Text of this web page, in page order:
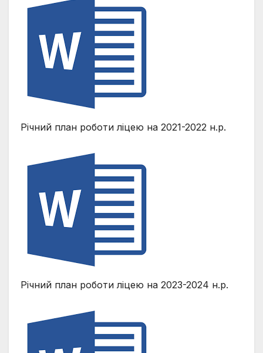
Річний план роботи ліцею на 2021-2022 н.р.
Річний план роботи ліцею на 2023-2024 н.р.